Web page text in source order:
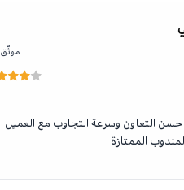
موثّق
التعاون وسرعة التجاوب مع العميل
الممتازة